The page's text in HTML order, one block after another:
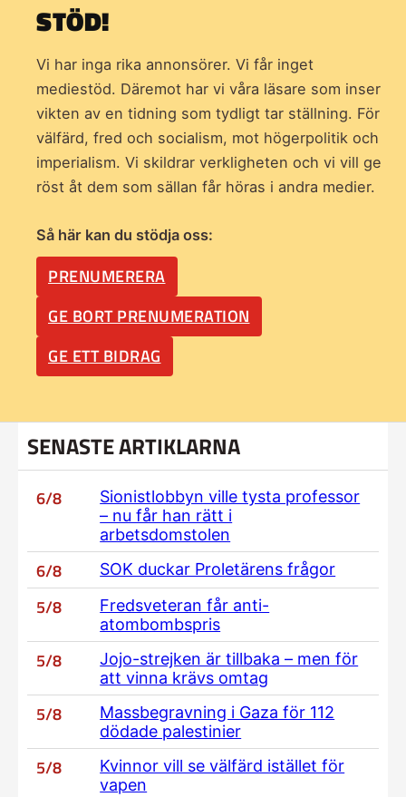
STÖD!
Vi har inga rika annonsörer. Vi får inget
mediestöd. Däremot har vi våra läsare som inser
vikten av en tidning som tydligt tar ställning. För
välfärd, fred och socialism, mot högerpolitik och
imperialism. Vi skildrar verkligheten och vi vill ge
röst åt dem som sällan får höras i andra medier.
Så här kan du stödja oss:
PRENUMERERA
GE BORT PRENUMERATION
GE ETT BIDRAG
SENASTE ARTIKLARNA
6/8
Sionistlobbyn ville tysta professor
– nu får han rätt i
arbetsdomstolen
6/8 SOK duckar Proletärens frågor
5/8
Fredsveteran får anti-
atombombspris
5/8
Jojo-strejken är tillbaka – men för
att vinna krävs omtag
5/8
Massbegravning i Gaza för 112
dödade palestinier
5/8
Kvinnor vill se välfärd istället för
vapen